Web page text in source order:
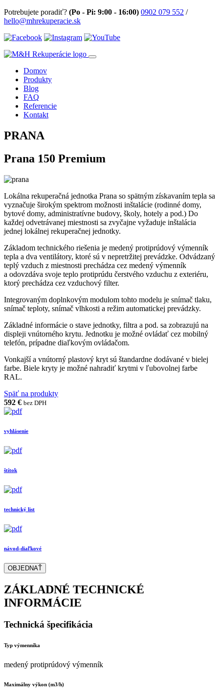
Potrebujete poradiť? (Po - Pi: 9:00 - 16:00) 0902 079 552 /
hello@mhrekuperacie.sk
Domov
Produkty
Blog
FAQ
Referencie
Kontakt
PRANA
Prana 150 Premium
Lokálna rekuperačná jednotka Prana so spätným získavaním tepla sa
vyznačuje širokým spektrom možnosti inštalácie (rodinné domy,
bytové domy, administratívne budovy, školy, hotely a pod.) Do
každej odvetrávanej miestnosti sa zvyčajne vyžaduje inštalácia
jednej lokálnej rekuperačnej jednotky.
Základom technického riešenia je medený protiprúdový výmenník
tepla a dva ventilátory, ktoré sú v nepretržitej prevádzke. Odvádzaný
teplý vzduch z miestnosti prechádza cez medený výmenník
a odovzdáva svoje teplo protiprúdu čerstvého vzduchu z exteriéru,
ktorý prechádza cez vzduchový filter.
Integrovaným doplnkovým modulom tohto modelu je snímač tlaku,
snímač teploty, snímač vlhkosti a režim automatickej prevádzky.
Základné informácie o stave jednotky, filtra a pod. sa zobrazujú na
displeji vnútorného krytu. Jednotku je možné ovládať cez mobilný
telefón, prípadne diaľkovým ovládačom.
Vonkajší a vnútorný plastový kryt sú štandardne dodávané v bielej
farbe. Biele kryty je možné nahradiť krytmi v ľubovolnej farbe
RAL.
Späť na produkty
592 € bez DPH
vyhlásenie
štítok
technický list
návod-diaľkové
OBJEDNAŤ
ZÁKLADNÉ TECHNICKÉ
INFORMÁCIE
Technická špecifikácia
Typ výmenníka
medený protiprúdový výmenník
Maximálny výkon (m3/h)